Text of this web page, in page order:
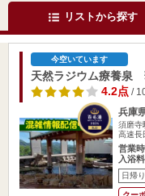
リストから探す
今空いています
天然ラジウム療養泉
4.2点/
兵庫
須磨寺
高速長
営業
入浴
日帰り